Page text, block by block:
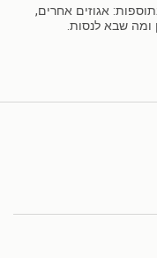
אגוזים אחרים,
ומה שבא לנסות.